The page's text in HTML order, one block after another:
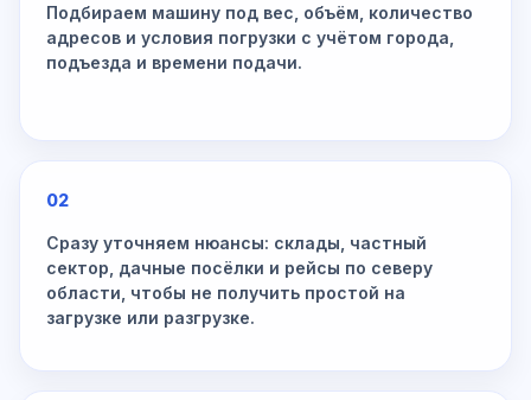
Подбираем машину под вес, объём, количество
адресов и условия погрузки с учётом города,
подъезда и времени подачи.
02
Сразу уточняем нюансы: склады, частный
сектор, дачные посёлки и рейсы по северу
области, чтобы не получить простой на
загрузке или разгрузке.